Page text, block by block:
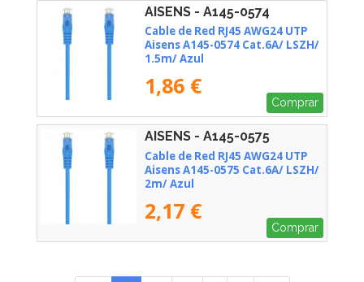
AISENS - A145-0574
Cable de Red RJ45 AWG24 UTP
Aisens A145-0574 Cat.6A/ LSZH/
1.5m/ Azul
1,86 €
Comprar
AISENS - A145-0575
Cable de Red RJ45 AWG24 UTP
Aisens A145-0575 Cat.6A/ LSZH/
2m/ Azul
2,17 €
Comprar